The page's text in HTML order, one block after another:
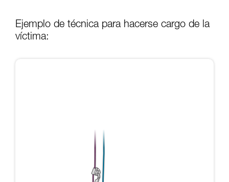
Ejemplo de técnica para hacerse cargo de la
víctima: